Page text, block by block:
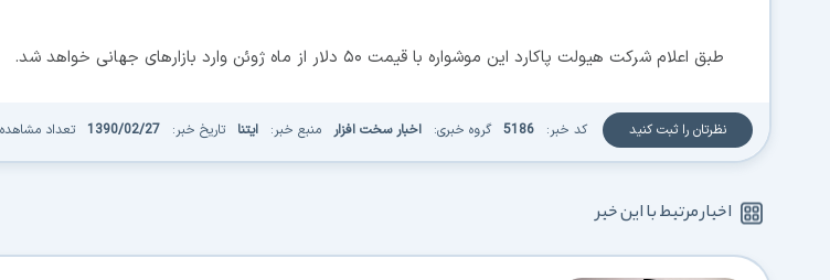
طبق اعلام شرکت هیولت پاکارد این موشواره با قیمت ۵۰ دلار از ماه ژوئن وارد بازارهای جهانی خواهد شد.
نظرتان را ثبت کنید کد خبر: 5186 گروه خبری: اخبار سخت افزار منبع خبر: ایتنا تاریخ خبر: 1390/02/27 تعداد
اخبار مرتبط با این خبر